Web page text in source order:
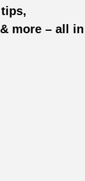
more – all in